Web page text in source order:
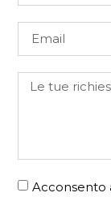
Acconsento